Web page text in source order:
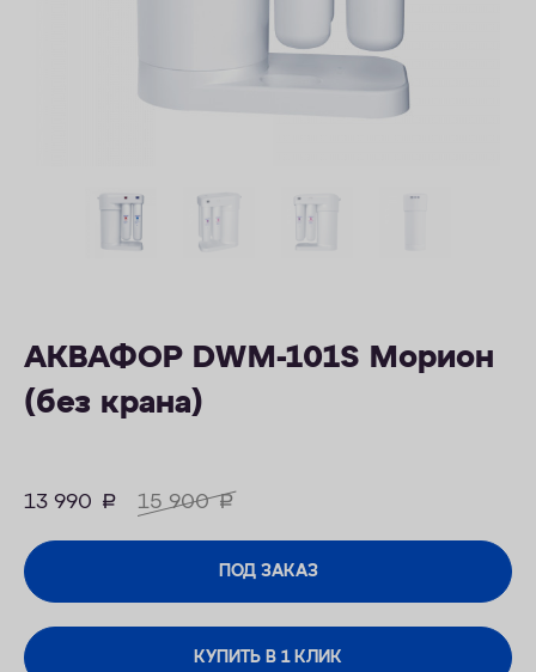
АКВАФОР DWM-101S Морион
(без крана)
13 990 руб. 15 900руб.
ПОД ЗАКАЗ
КУПИТЬ В 1 КЛИК